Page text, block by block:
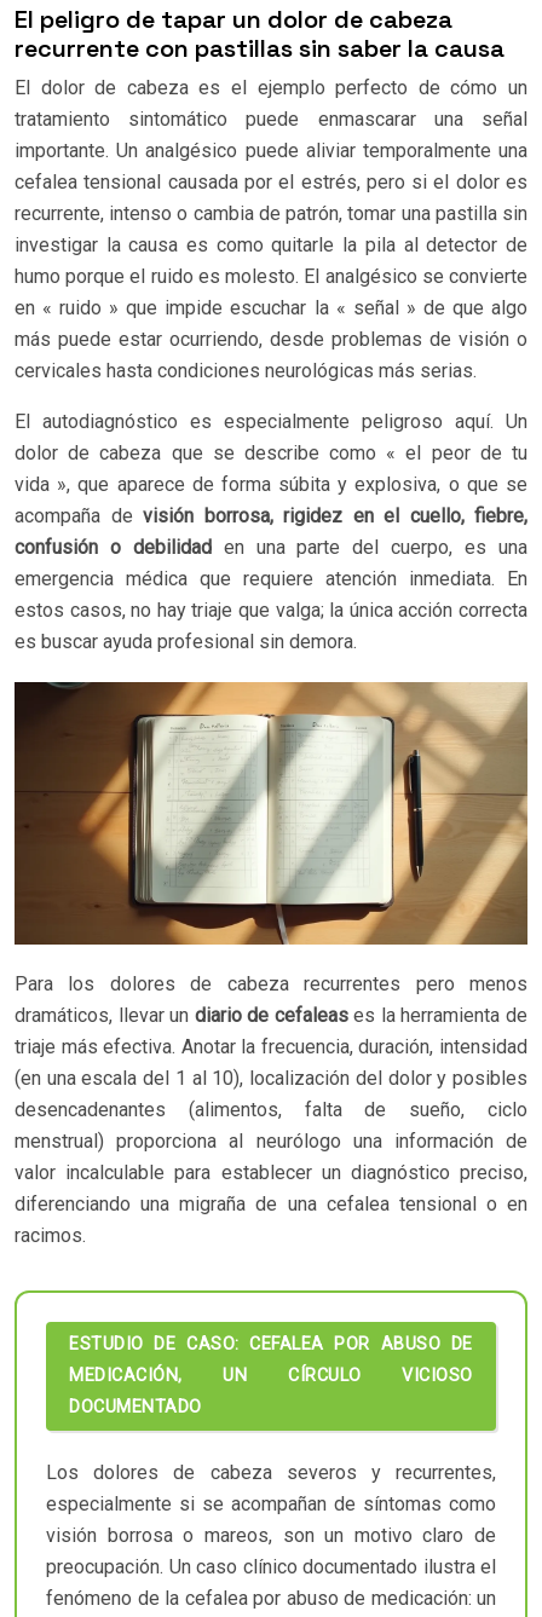
El peligro de tapar un dolor de cabeza
recurrente con pastillas sin saber la causa
El dolor de cabeza es el ejemplo perfecto de cómo un
tratamiento sintomático puede enmascarar una señal
importante. Un analgésico puede aliviar temporalmente una
cefalea tensional causada por el estrés, pero si el dolor es
recurrente, intenso o cambia de patrón, tomar una pastilla sin
investigar la causa es como quitarle la pila al detector de
humo porque el ruido es molesto. El analgésico se convierte
en « ruido » que impide escuchar la « señal » de que algo
más puede estar ocurriendo, desde problemas de visión o
cervicales hasta condiciones neurológicas más serias.
El autodiagnóstico es especialmente peligroso aquí. Un
dolor de cabeza que se describe como « el peor de tu
vida », que aparece de forma súbita y explosiva, o que se
acompaña de visión borrosa, rigidez en el cuello, fiebre,
confusión o debilidaden una parte del cuerpo, es una
emergencia médica que requiere atención inmediata. En
estos casos, no hay triaje que valga; la única acción correcta
es buscar ayuda profesional sin demora.
Para los dolores de cabeza recurrentes pero menos
dramáticos, llevar un diario de cefaleases la herramienta de
triaje más efectiva. Anotar la frecuencia, duración, intensidad
(en una escala del 1 al 10), localización del dolor y posibles
desencadenantes (alimentos, falta de sueño, ciclo
menstrual) proporciona al neurólogo una información de
valor incalculable para establecer un diagnóstico preciso,
diferenciando una migraña de una cefalea tensional o en
racimos.
ESTUDIO DE CASO: CEFALEA POR ABUSO DE
MEDICACIÓN, UN CÍRCULO VICIOSO
DOCUMENTADO
Los dolores de cabeza severos y recurrentes,
especialmente si se acompañan de síntomas como
visión borrosa o mareos, son un motivo claro de
preocupación. Un caso clínico documentado ilustra el
fenómeno de la cefalea por abuso de medicación: un